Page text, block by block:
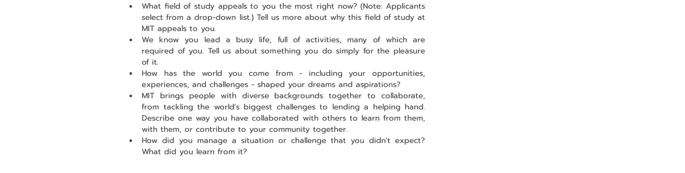
What field of study appeals to you the most right now? (Note: Applicants
select from a drop-down list.) Tell us more about why this field of study at
MIT appeals to you.
We know you lead a busy life, full of activities, many of which are
required of you. Tell us about something you do simply for the pleasure
of it.
How has the world you come from - including your opportunities,
experiences, and challenges - shaped your dreams and aspirations?
MIT brings people with diverse backgrounds together to collaborate,
from tackling the world's biggest challenges to lending a helping hand.
Describe one way you have collaborated with others to learn from them,
with them, or contribute to your community together.
How did you manage a situation or challenge that you didn't expect?
What did you learn from it?